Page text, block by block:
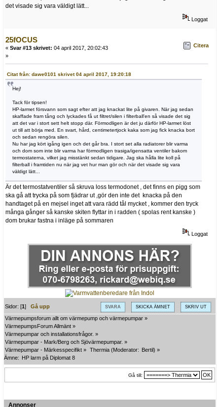
det visade sig vara väldigt lätt...
Loggat
25fOCUS
« Svar #13 skrivet: 04 april 2017, 20:02:43
»
Citera
Citat från: dawe0101 skrivet 04 april 2017, 19:20:18
Hej!
Tack för tipsen!
HP-larmet försvann som sagt efter att jag knackat lite på givaren. När jag sedan
skaffade fram tång och lyckades få ut filtret/silen i filterball'en så visade det sig
att det var i stort sett helt stopp där. Förmodligen är det ju därför HP-larmet löst
ut till att börja med. En svart, hård, centimetertjock kaka som jag fick knacka bort
och sedan rengöra silen.
Nu har jag kört igång igen och det går bra. I stort set alla radiatorer blir varma
och dom som inte blir varma har förmodligen trasiga/igensatta ventiler bakom
termostaterna, vilket jag misstänkt sedan tidigare. Jag ska hålla lite koll på
filterball i framtiden nu när jag vet hur man gör och när det visade sig vara
väldigt lätt...
Är det termostatventiler så skruva loss termodonet , det finns en pigg som
ska gå att trycka på som fjädrar ut ,gör den inte det knacka på den
handtaget på en mejsel inget att vara rädd tål mycket , kommer den tryck
många gånger så kanske skiten flyttar in i radden ( spolas rent kanske )
dom brukar fastna i inläge på sommaren
Loggat
SVARA SKICKA ÄMNET SKRIV UT
Sidor: [1]Gå upp
Värmepumpsforum allt om värmepump och värmepumpar »
VärmepumpsForum Allmänt »
Värmepumpar och installationsfrågor. »
Värmepumpar - Mark/Berg och Sjövärmepumpar. »
Värmepumpar - Märkesspecifikt » Thermia (Moderator: Bertil) »
Ämne: HP larm på Diplomat 8
Gå till:
Annonser